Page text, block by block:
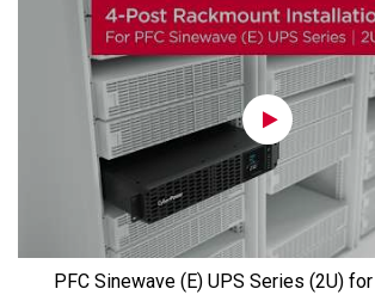
PFC Sinewave (E) UPS Series (2U)